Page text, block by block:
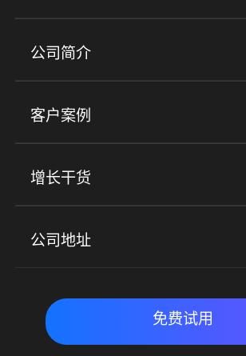
培训机构 职业技能培训
金融行业
心理机构
实时私域带货 数字化运营
产品
小程序商城 ERP
社群圈子
公司简介
客户案例
增长干货
公司地址
北京地址：北京市朝阳区朝外大街乙6号23层
免费试用